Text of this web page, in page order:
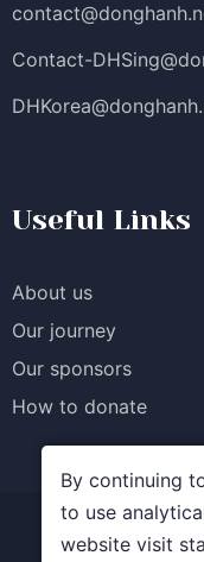
Contact-
Useful Links
About us
Our journey
Our sponsors
How to donate
© Quỹ học bổng
By continuing
to use
website visit